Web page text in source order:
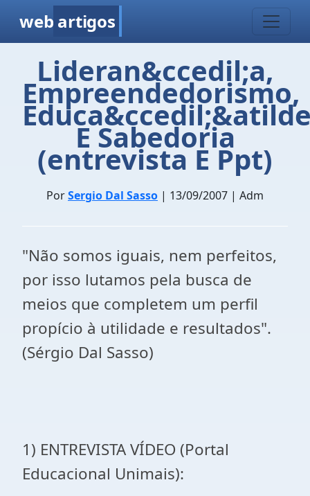
web artigos
Lideran&ccedil;a,
Empreendedorismo,
E Sabedoria
(entrevista E Ppt)
PorSergio Dal Sasso | 13/09/2007 | Adm
"Não somos iguais, nem perfeitos,
por isso lutamos pela busca de
meios que completem um perfil
propício à utilidade e resultados".
(Sérgio Dal Sasso)
1) ENTREVISTA VÍDEO (Portal
Educacional Unimais):